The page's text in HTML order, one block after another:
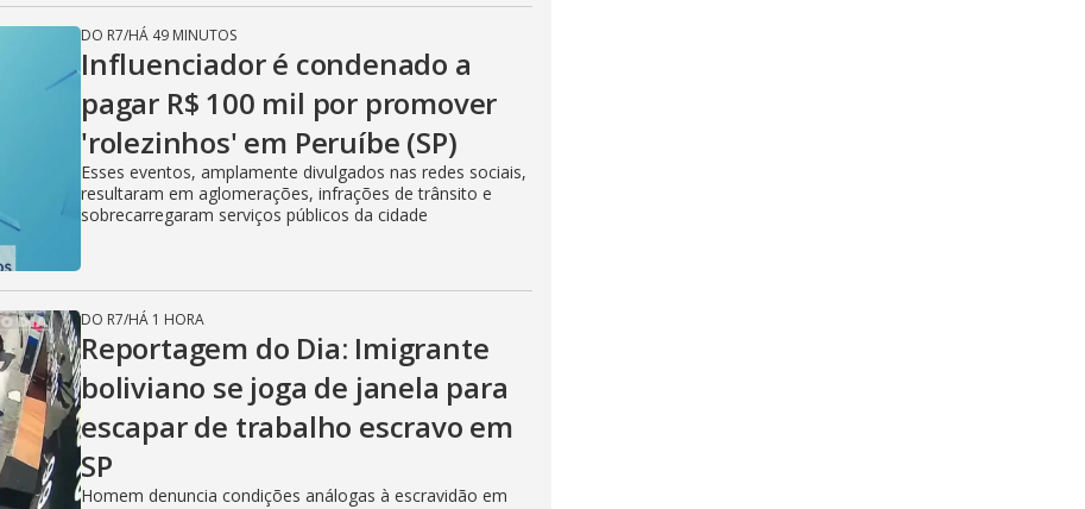
DO R7/HÁ 49 MINUTOS
Influenciador é condenado a
pagar R$ 100 mil por promover
'rolezinhos' em Peruíbe (SP)
Esses eventos, amplamente divulgados nas redes sociais,
resultaram em aglomerações, infrações de trânsito e
sobrecarregaram serviços públicos da cidade
DO R7/HÁ 1 HORA
Reportagem do Dia: Imigrante
boliviano se joga de janela para
escapar de trabalho escravo em
SP
Homem denuncia condições análogas à escravidão em